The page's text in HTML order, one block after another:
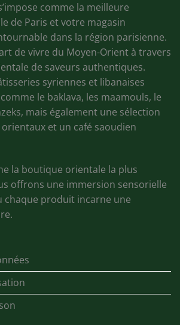
comme la meilleure
de Paris et votre magasin
dans la région parisienne.
de vivre du Moyen-Orient à travers
de saveurs authentiques.
syriennes et libanaises
le baklava, les maamouls, le
mais également une sélection
et un café saoudien
la boutique orientale la plus
offrons une immersion sensorielle
chaque produit incarne une